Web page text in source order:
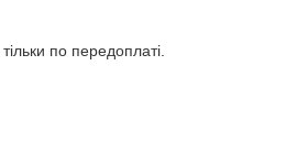
по передоплаті.